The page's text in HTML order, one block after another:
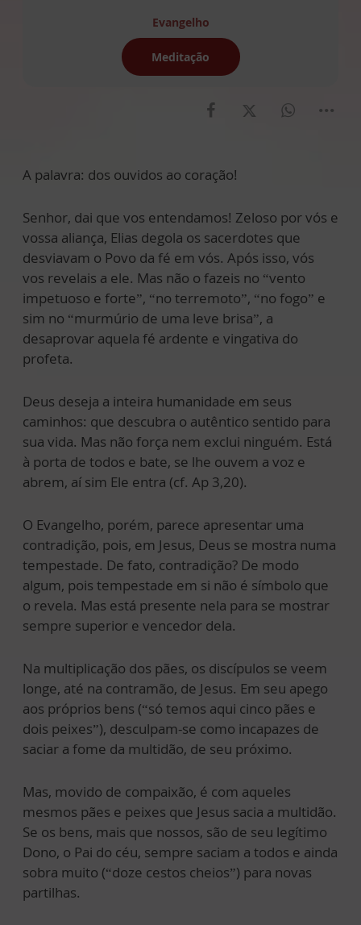
Evangelho
Meditação
A palavra: dos ouvidos ao coração!
Senhor, dai que vos entendamos! Zeloso por vós e
vossa aliança, Elias degola os sacerdotes que
desviavam o Povo da fé em vós. Após isso, vós
vos revelais a ele. Mas não o fazeis no “vento
impetuoso e forte”, “no terremoto”, “no fogo” e
sim no “murmúrio de uma leve brisa”, a
desaprovar aquela fé ardente e vingativa do
profeta.
Deus deseja a inteira humanidade em seus
caminhos: que descubra o autêntico sentido para
sua vida. Mas não força nem exclui ninguém. Está
à porta de todos e bate, se lhe ouvem a voz e
abrem, aí sim Ele entra (cf. Ap 3,20).
O Evangelho, porém, parece apresentar uma
contradição, pois, em Jesus, Deus se mostra numa
tempestade. De fato, contradição? De modo
algum, pois tempestade em si não é símbolo que
o revela. Mas está presente nela para se mostrar
sempre superior e vencedor dela.
Na multiplicação dos pães, os discípulos se veem
longe, até na contramão, de Jesus. Em seu apego
aos próprios bens (“só temos aqui cinco pães e
dois peixes”), desculpam-se como incapazes de
saciar a fome da multidão, de seu próximo.
Mas, movido de compaixão, é com aqueles
mesmos pães e peixes que Jesus sacia a multidão.
Se os bens, mais que nossos, são de seu legítimo
Dono, o Pai do céu, sempre saciam a todos e ainda
sobra muito (“doze cestos cheios”) para novas
partilhas.